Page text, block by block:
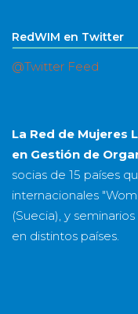
RedWIM en Twitter
@Twitter Feed
La Red de Mujeres
en Gestión de
socias de 15 países
internacionales
(Suecia), y
en distintos países.